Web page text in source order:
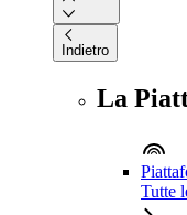
Indietro
La
Tutte